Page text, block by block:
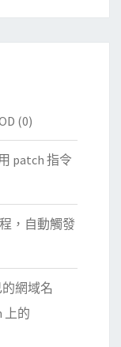
(0)
patch 指令
，自動觸發
的網域名
上的